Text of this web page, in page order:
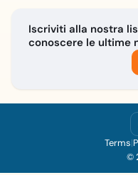
Iscriviti alla nostra
conoscere le ultime
Terms|
©